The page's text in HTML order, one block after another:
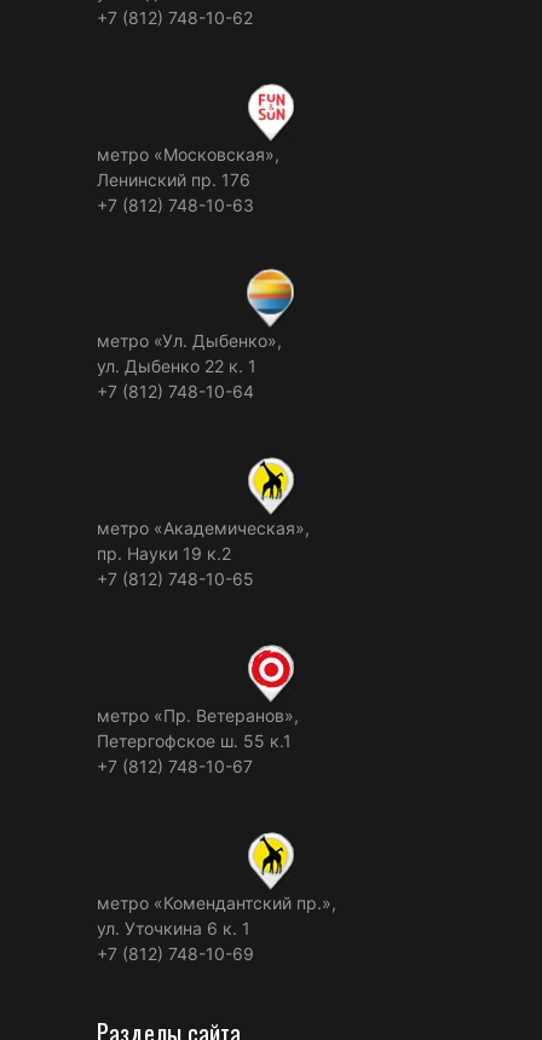
+7 (812) 748-10-62
метро «Московская»,
Ленинский пр. 176
+7 (812) 748-10-63
метро «Ул. Дыбенко»,
ул. Дыбенко 22 к. 1
+7 (812) 748-10-64
метро «Академическая»,
пр. Науки 19 к.2
+7 (812) 748-10-65
метро «Пр. Ветеранов»,
Петергофское ш. 55 к.1
+7 (812) 748-10-67
метро «Комендантский пр.»,
ул. Уточкина 6 к. 1
+7 (812) 748-10-69
Разделы сайта